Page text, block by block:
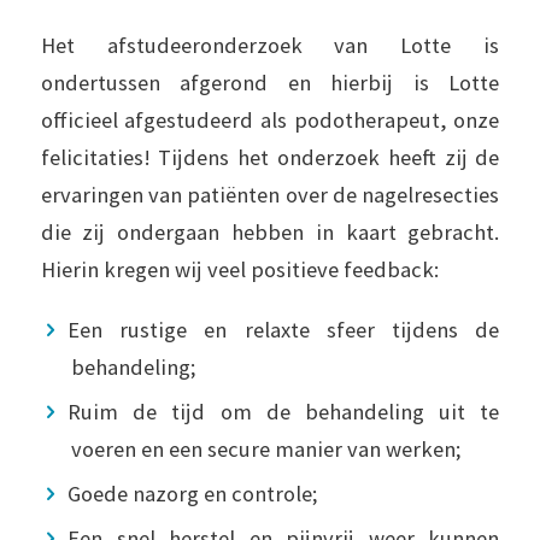
Het afstudeeronderzoek van Lotte is
ondertussen afgerond en hierbij is Lotte
officieel afgestudeerd als podotherapeut, onze
felicitaties! Tijdens het onderzoek heeft zij de
ervaringen van patiënten over de nagelresecties
die zij ondergaan hebben in kaart gebracht.
Hierin kregen wij veel positieve feedback:
Een rustige en relaxte sfeer tijdens de
behandeling;
Ruim de tijd om de behandeling uit te
voeren en een secure manier van werken;
Goede nazorg en controle;